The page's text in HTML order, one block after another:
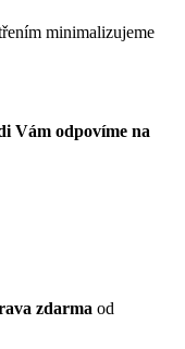
minimalizujeme
Vám odpovíme na
zdarma od